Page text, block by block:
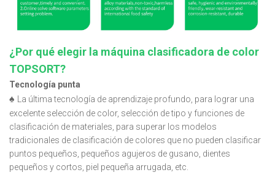
¿Por qué elegir la máquina clasificadora de color
TOPSORT?
Tecnología punta
♠ La última tecnología de aprendizaje profundo, para lograr una
excelente selección de color, selección de tipo y funciones de
clasificación de materiales, para superar los modelos
tradicionales de clasificación de colores que no pueden clasificar
puntos pequeños, pequeños agujeros de gusano, dientes
pequeños y cortos, piel pequeña arrugada, etc.